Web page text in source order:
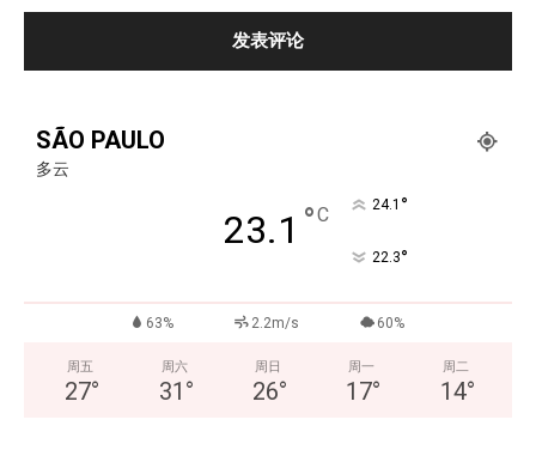
SÃO PAULO
多云
23.1 °C 24.1 °
22.3°
63% 2.2m/s 60%
周五
27°
周六
31 °
周日
26°
周一
17°
周二
14°